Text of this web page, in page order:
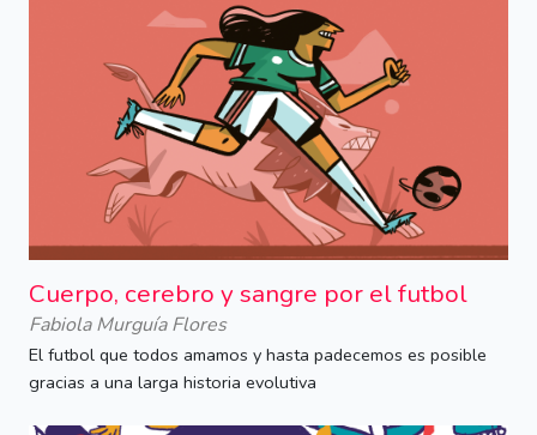
Cuerpo, cerebro y sangre por el futbol
Fabiola Murguía Flores
El futbol que todos amamos y hasta padecemos es posible
gracias a una larga historia evolutiva